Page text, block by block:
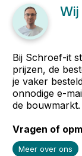
Bij Schroef-it
prijzen, de
je vaker
onnodige e-
de bouwmarkt.
Vragen of
Meer over ons